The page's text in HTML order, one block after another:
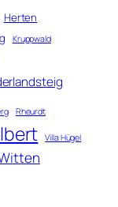
Herten
Kruppwald
Rheurdt
Villa Hügel